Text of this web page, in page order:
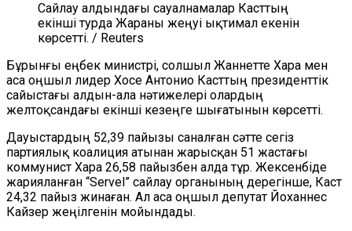
Сайлау алдындағы сауалнамалар Касттың
екінші турда Жараны жеңуі ықтимал екенін
көрсетті. / Reuters
Бұрынғы еңбек министрі, солшыл Жаннетте Хара мен
аса оңшыл лидер Хосе Антонио Касттың президенттік
сайыстағы алдын-ала нәтижелері олардың
желтоқсандағы екінші кезеңге шығатынын көрсетті.
Дауыстардың 52,39 пайызы саналған сәтте сегіз
партиялық коалиция атынан жарысқан 51 жастағы
коммунист Хара 26,58 пайызбен алда тұр. Жексенбіде
жарияланған “Servel” сайлау органының дерегінше, Каст
24,32 пайыз жинаған. Ал аса оңшыл депутат Йоханнес
Кайзер жеңілгенін мойындады.